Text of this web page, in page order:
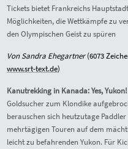
Tickets bietet Frankreichs
Möglichkeiten, die Wettkämpfe zu
den Olympischen Geist zu spüren
Von Sandra Ehegartner(6073
www.srt-text.de)
Kanutrekking in Kanada: Yes, Yukon!
Goldsucher zum Klondike
berauschen sich heutzutage Paddler
mehrtägigen Touren auf dem
leicht zu befahrenden Yukon. Für